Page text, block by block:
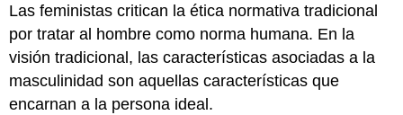
Las feministas critican la ética normativa tradicional
por tratar al hombre como norma humana. En la
visión tradicional, las características asociadas a la
masculinidad son aquellas características que
encarnan a la persona ideal.